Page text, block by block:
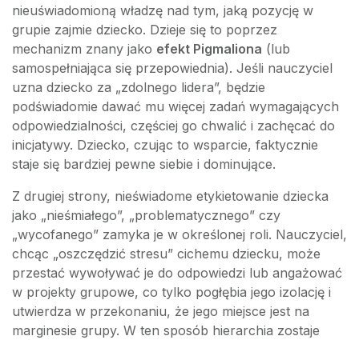
nieuświadomioną władzę nad tym, jaką pozycję w
grupie zajmie dziecko. Dzieje się to poprzez
mechanizm znany jako efekt Pigmaliona (lub
samospełniająca się przepowiednia). Jeśli nauczyciel
uzna dziecko za „zdolnego lidera”, będzie
podświadomie dawać mu więcej zadań wymagających
odpowiedzialności, częściej go chwalić i zachęcać do
inicjatywy. Dziecko, czując to wsparcie, faktycznie
staje się bardziej pewne siebie i dominujące.
Z drugiej strony, nieświadome etykietowanie dziecka
jako „nieśmiałego”, „problematycznego” czy
„wycofanego” zamyka je w określonej roli. Nauczyciel,
chcąc „oszczędzić stresu” cichemu dziecku, może
przestać wywoływać je do odpowiedzi lub angażować
w projekty grupowe, co tylko pogłębia jego izolację i
utwierdza w przekonaniu, że jego miejsce jest na
marginesie grupy. W ten sposób hierarchia zostaje